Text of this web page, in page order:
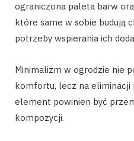
ograniczona paleta barw
które same w sobie budują
potrzeby wspierania ich
Minimalizm w ogrodzie nie
komfortu, lecz na eliminacji
element powinien być
kompozycji.